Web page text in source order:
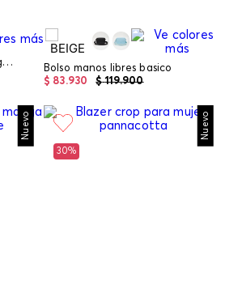
Camiseta para mujer manga corta
Bolso manos libres basico
$ 119.900
$ 83.930
Nuevo Nuevo
30%